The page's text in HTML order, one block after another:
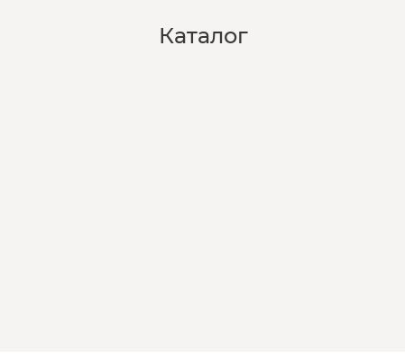
Каталог